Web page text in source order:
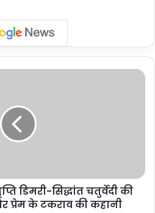
डिमरी-सिद्धांत चतुर्वेदी की
प्रेम के टकराव की कहानी